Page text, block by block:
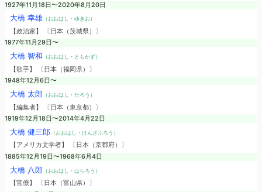
1927年11月18日〜2020年8月20日
大橋 幸雄（おおはし・ゆきお）
【政治家】 〔日本（茨城県）〕
1977年11月29日〜
大橋 智和 （おおはし・ともかず）
【歌手】 〔日本（福岡県）〕
1948年12月6日〜
大橋 太郎（おおはし・たろう）
【編集者】 〔日本（東京都）〕
1919年12月18日〜2014年4月22日
大橋 健三郎（おおはし・けんざぶろう）
【アメリカ文学者】 〔日本（京都府）〕
1885年12月19日〜1968年6月4日
大橋 八郎（おおはし・はちろう）
【官僚】 〔日本（富山県）〕